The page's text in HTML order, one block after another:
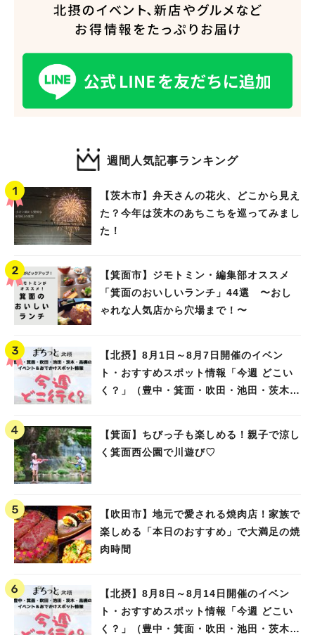
週間人気記事ランキング
【茨木市】弁天さんの花火、どこから見え
た？今年は茨木のあちこちを巡ってみまし
た！
【箕面市】ジモトミン・編集部オススメ
「箕面のおいしいランチ」44選 〜おし
ゃれな人気店から穴場まで！〜
【北摂】8月1日～8月7日開催のイベン
ト・おすすめスポット情報「今週 どこい
く？」（豊中・箕面・吹田・池田・茨木・
【箕面】ちびっ子も楽しめる！親子で涼し
く箕面西公園で川遊び♡
【吹田市】地元で愛される焼肉店！家族で
楽しめる「本日のおすすめ」で大満足の焼
肉時間
【北摂】8月8日～8月14日開催のイベン
ト・おすすめスポット情報「今週 どこい
く？」（豊中・箕面・吹田・池田・茨木・
#今週どこいく？#自然とふれあう #ランチ #カフェ#まとめ
#教えたい／教えて投稿記事#大阪学院大 商品開発プロジェクト
#あなたはどっち？